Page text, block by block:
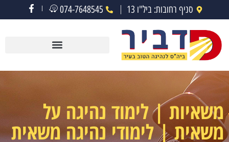
סניף רחובות: ביל"ו 13 074-7648545
משאיות | לימוד נהיגה על
משאית | לימודי נהיגה משאית